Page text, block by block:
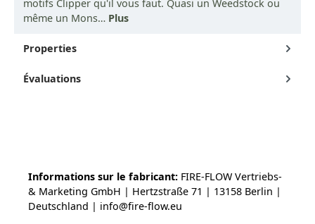
motifs Clipper qu'il vous faut. Quasi un Weedstock ou
même un Mons… Plus
Properties
Évaluations
Informations sur le fabricant: FIRE-FLOW Vertriebs-
& Marketing GmbH | Hertzstraße 71 | 13158 Berlin |
Deutschland | info@fire-flow.eu